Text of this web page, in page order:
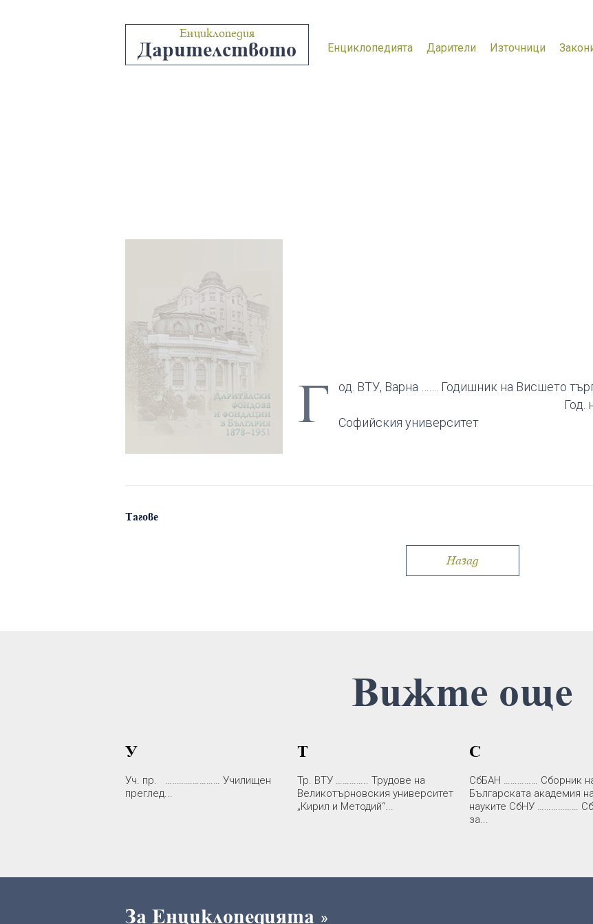
Енциклопедия
Дарителството Енциклопедията Дарители Източници
Г
од. ВТУ, Варна ……. Годишник на
Год. на СУ ………………
Софийския университет
Тагове
Назад
Вижте още
У
Уч. пр. …………………… Училищен
преглед...
Т
Тр. ВТУ ………….. Трудове на
Великотърновския университет
„Кирил и Методий“...
С
СбБАН …………… Сборник
Българската академия на
науките СбНУ ………………
за...
За Енциклопедията